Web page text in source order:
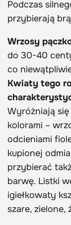
Podczas
przybierają
Wrzosy
do 30-40
co
Kwiaty tego
Wyróżniają
kolorami –
odcieniami
kupionej
przybierać
barwę. Listki
igiełkowaty
szare, zielone,